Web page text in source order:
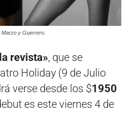
y Guerrero.
revista», que se
Holiday (9 de Julio
verse desde los $1950
es este viernes 4 de